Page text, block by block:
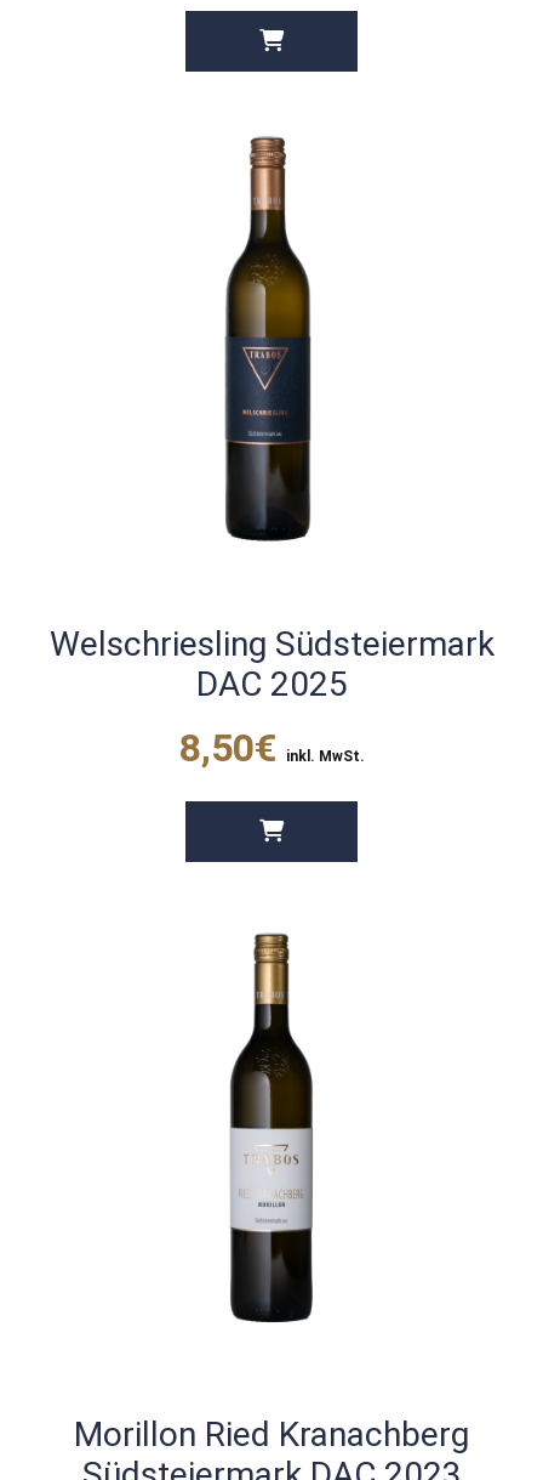
Welschriesling Südsteiermark
DAC 2025
8,50€ inkl. MwSt.
Morillon Ried Kranachberg